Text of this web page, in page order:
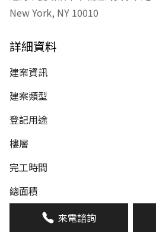
New York, NY 10010
詳細資料
建案資訊
建案類型
登記用途
樓層
完工時間
總面積
警衛管理
來電諮詢